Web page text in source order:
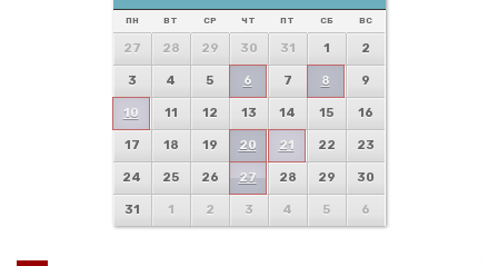
ПН ВТ СР ЧТ ПТ СБ ВС
27 28 29 30 31 1 2
3 4 5 6 7 8 9
10 11 12 13 14 15 16
17 18 19 20 21 22 23
24 25 26 27 28 29 30
31 1 2 3 4 5 6